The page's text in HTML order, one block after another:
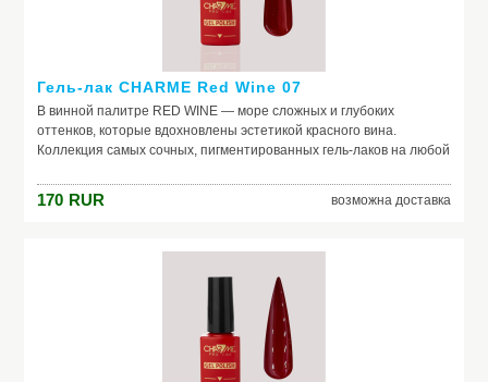
Гель-лак CHARME Red Wine 07
В винной палитре RED WINE — море сложных и глубоких
оттенков, которые вдохновлены эстетикой красного вина.
Коллекция самых сочных, пигментированных гель-лаков на любой
вдохновением. Скорее открывай свой, как бутылку изысканного
вина, и пили шедевральные nails.
170 RUR возможна доставка